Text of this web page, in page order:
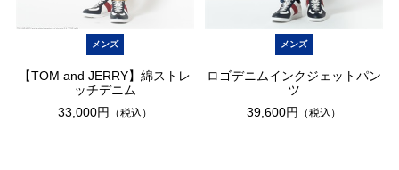
メンズ
【TOM and JERRY】綿ストレ
ッチデニム
33,000円
（税込）
メンズ
ロゴデニムインクジェットパン
ツ
39,600円
（税込）